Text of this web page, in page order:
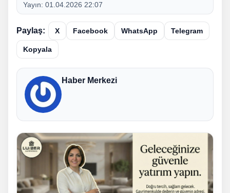
Yayın: 01.04.2026 22:07
Paylaş: X Facebook WhatsApp Telegram
Kopyala
Haber Merkezi